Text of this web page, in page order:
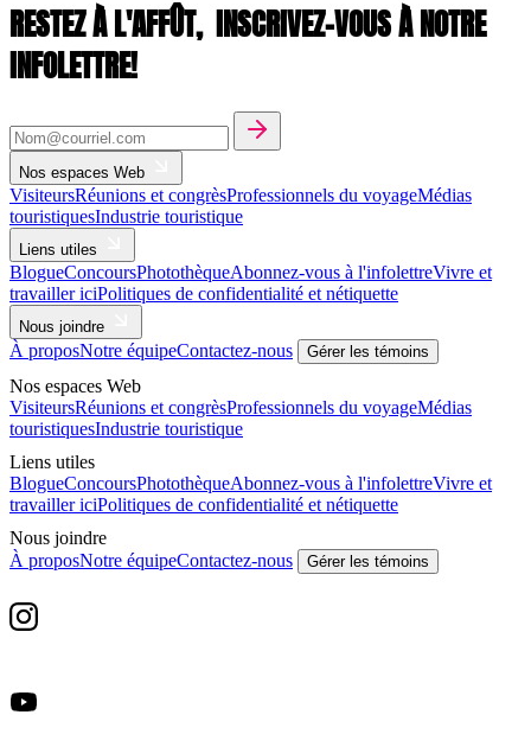
RESTEZ À L'AFFÛT, INSCRIVEZ-VOUS À NOTRE
INFOLETTRE!
Nos espaces Web
VisiteursRéunions et congrèsProfessionnels du voyageMédias
touristiquesIndustrie touristique
Liens utiles
BlogueConcoursPhotothèqueAbonnez-vous à l'infolettreVivre et
travailler iciPolitiques de confidentialité et nétiquette
Nous joindre
À proposNotre équipeContactez-nous Gérer les témoins
Nos espaces Web
VisiteursRéunions et congrèsProfessionnels du voyageMédias
touristiquesIndustrie touristique
Liens utiles
BlogueConcoursPhotothèqueAbonnez-vous à l'infolettreVivre et
travailler iciPolitiques de confidentialité et nétiquette
Nous joindre
À proposNotre équipeContactez-nous Gérer les témoins